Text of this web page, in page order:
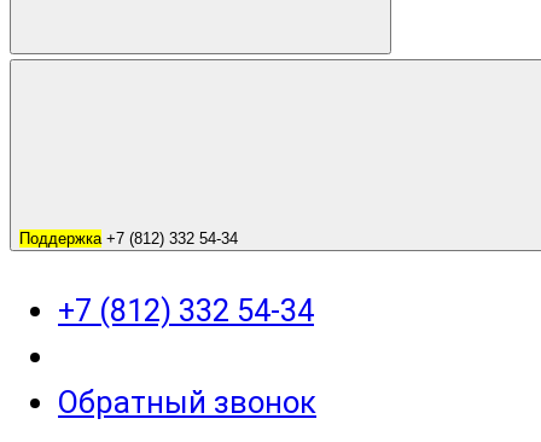
Поддержка +7 (812) 332 54-34
+7 (812) 332 54-34
Обратный звонок